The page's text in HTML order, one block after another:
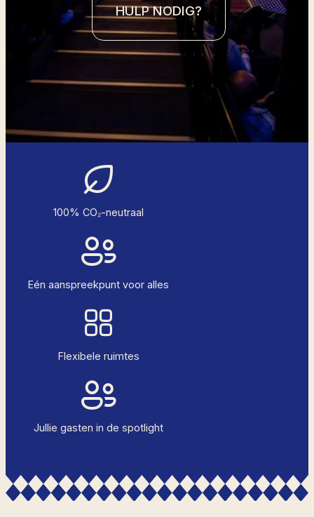
HULP NODIG?
100% CO₂-neutraal
Eén aanspreekpunt voor alles
Flexibele ruimtes
Jullie gasten in de spotlight